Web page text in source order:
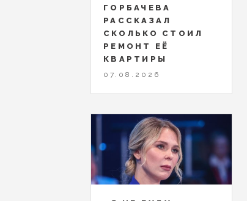
ГОРБАЧЕВА
РАССКАЗАЛ
СКОЛЬКО СТОИЛ
РЕМОНТ ЕЁ
КВАРТИРЫ
07.08.2026